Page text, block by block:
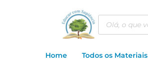
Home Todos os Materiais